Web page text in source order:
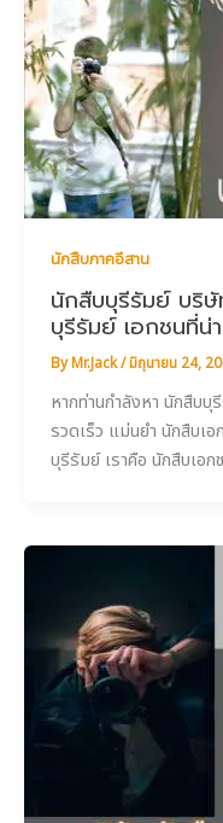
นักสืบภาคอีสาน
นักสืบบุรีรัมย์ บริ
บุรีรัมย์ เอกชนที่น่
ByMr.Jack/มิถุนายน 24,
หากท่านกำลังหา นักสืบบุ
รวดเร็ว แม่นยำ นักสืบเ
บุรีรัมย์ เราคือ นักสืบเอ